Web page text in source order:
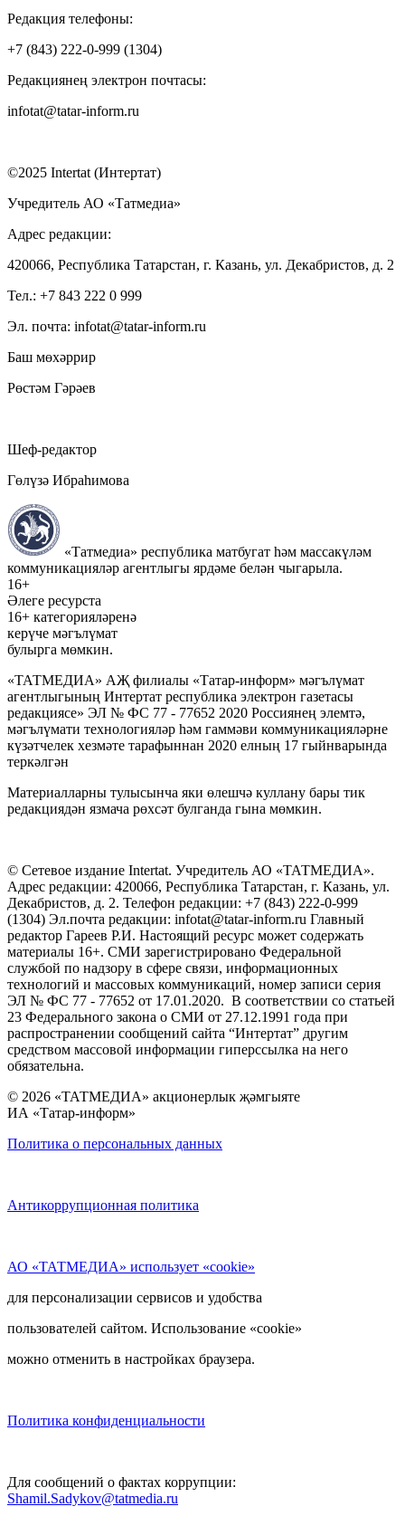
Редакция телефоны:
+7 (843) 222-0-999 (1304)
Редакциянең электрон почтасы:
infotat@tatar-inform.ru
©2025 Intertat (Интертат)
Учредитель АО «Татмедиа»
Адрес редакции:
420066, Республика Татарстан, г. Казань, ул. Декабристов, д. 2
Тел.: +7 843 222 0 999
Эл. почта: infotat@tatar-inform.ru
Баш мөхәррир
Рөстәм Гәрәев
Шеф-редактор
Гөлүзә Ибраһимова
«Татмедиа» республика матбугат һәм массакүләм
коммуникацияләр агентлыгы ярдәме белән чыгарыла.
16+
Әлеге ресурста
16+ категорияләренә
керүче мәгълүмат
булырга мөмкин.
«ТАТМЕДИА» АҖ филиалы «Татар-информ» мәгълүмат
агентлыгының Интертат республика электрон газетасы
редакциясе» ЭЛ № ФС 77 - 77652 2020 Россиянең элемтә,
мәгълүмати технологияләр һәм гаммәви коммуникацияләрне
күзәтчелек хезмәте тарафыннан 2020 елның 17 гыйнварында
теркәлгән
Материалларны тулысынча яки өлешчә куллану бары тик
редакциядән язмача рөхсәт булганда гына мөмкин.
© Сетевое издание Intertat. Учредитель АО «ТАТМЕДИА».
Адрес редакции: 420066, Республика Татарстан, г. Казань, ул.
Декабристов, д. 2. Телефон редакции: +7 (843) 222-0-999
(1304) Эл.почта редакции: infotat@tatar-inform.ru Главный
редактор Гареев Р.И. Настоящий ресурс может содержать
материалы 16+. СМИ зарегистрировано Федеральной
службой по надзору в сфере связи, информационных
технологий и массовых коммуникаций, номер записи серия
ЭЛ № ФС 77 - 77652 от 17.01.2020. В соответствии со статьей
23 Федерального закона о СМИ от 27.12.1991 года при
распространении сообщений сайта “Интертат” другим
средством массовой информации гиперссылка на него
обязательна.
© 2026 «ТАТМЕДИА» акционерлык җәмгыяте
ИА «Татар-информ»
Политика о персональных данных
Антикоррупционная политика
АО «ТАТМЕДИА» использует «cookie»
для персонализации сервисов и удобства
пользователей сайтом. Использование «cookie»
можно отменить в настройках браузера.
Политика конфиденциальности
Для сообщений о фактах коррупции:
Shamil.Sadykov@tatmedia.ru